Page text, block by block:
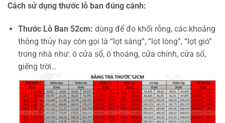
Cách sử dụng thước lỗ ban đúng cánh:
Thước Lỗ Ban 52cm: dùng để đo khối rỗng, các khoảng
thông thủy hay còn gọi là “lọt sáng”, “lọt lòng”, “lọt gió”
trong nhà như: ô cửa sổ, ô thoáng, cửa chính, cửa sổ,
giếng trời…